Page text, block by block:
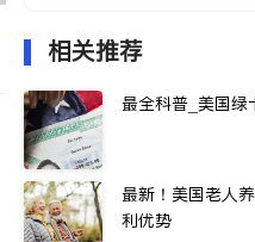
相关推荐
最全科普_美国绿
最新！美国老人
利优势